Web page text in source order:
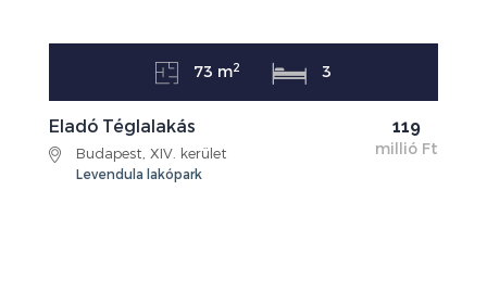
73 m2 3
119
millió Ft
Eladó Téglalakás
Budapest, XIV. kerület
Levendula lakópark